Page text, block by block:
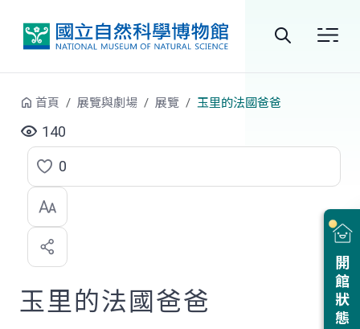
站
尋
開館狀態
首頁 展覽與劇場 展覽 玉里的法國爸爸
140
點
選
喜
歡
0
玉里的法國爸爸